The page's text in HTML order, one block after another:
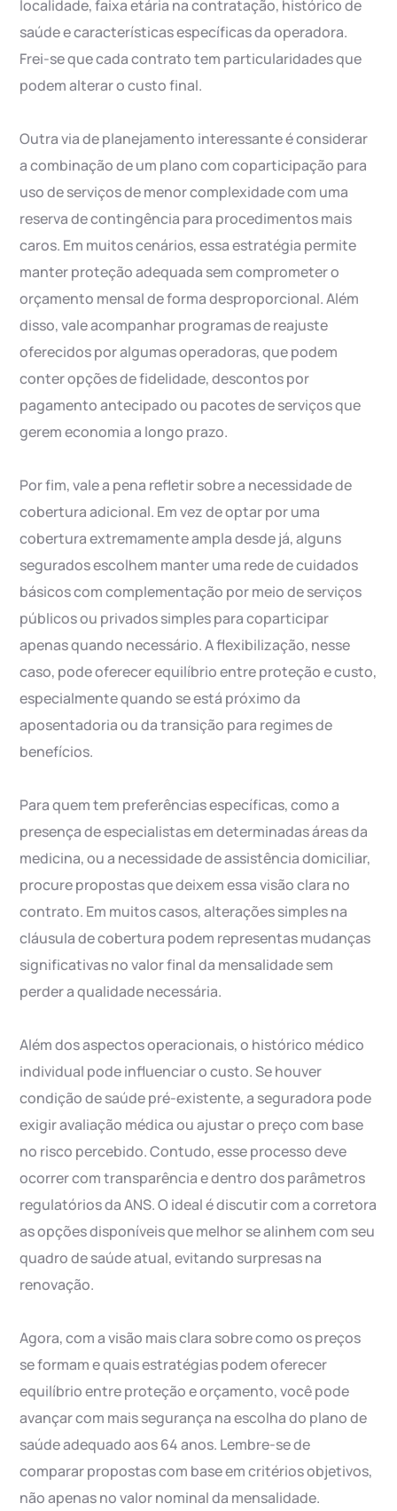
localidade, faixa etária na contratação, histórico de
saúde e características específicas da operadora.
Frei-se que cada contrato tem particularidades que
podem alterar o custo final.
Outra via de planejamento interessante é considerar
a combinação de um plano com coparticipação para
uso de serviços de menor complexidade com uma
reserva de contingência para procedimentos mais
caros. Em muitos cenários, essa estratégia permite
manter proteção adequada sem comprometer o
orçamento mensal de forma desproporcional. Além
disso, vale acompanhar programas de reajuste
oferecidos por algumas operadoras, que podem
conter opções de fidelidade, descontos por
pagamento antecipado ou pacotes de serviços que
gerem economia a longo prazo.
Por fim, vale a pena refletir sobre a necessidade de
cobertura adicional. Em vez de optar por uma
cobertura extremamente ampla desde já, alguns
segurados escolhem manter uma rede de cuidados
básicos com complementação por meio de serviços
públicos ou privados simples para coparticipar
apenas quando necessário. A flexibilização, nesse
caso, pode oferecer equilíbrio entre proteção e custo,
especialmente quando se está próximo da
aposentadoria ou da transição para regimes de
benefícios.
Para quem tem preferências específicas, como a
presença de especialistas em determinadas áreas da
medicina, ou a necessidade de assistência domiciliar,
procure propostas que deixem essa visão clara no
contrato. Em muitos casos, alterações simples na
cláusula de cobertura podem representas mudanças
significativas no valor final da mensalidade sem
perder a qualidade necessária.
Além dos aspectos operacionais, o histórico médico
individual pode influenciar o custo. Se houver
condição de saúde pré-existente, a seguradora pode
exigir avaliação médica ou ajustar o preço com base
no risco percebido. Contudo, esse processo deve
ocorrer com transparência e dentro dos parâmetros
regulatórios da ANS. O ideal é discutir com a corretora
as opções disponíveis que melhor se alinhem com seu
quadro de saúde atual, evitando surpresas na
renovação.
Agora, com a visão mais clara sobre como os preços
se formam e quais estratégias podem oferecer
equilíbrio entre proteção e orçamento, você pode
avançar com mais segurança na escolha do plano de
saúde adequado aos 64 anos. Lembre-se de
comparar propostas com base em critérios objetivos,
não apenas no valor nominal da mensalidade.